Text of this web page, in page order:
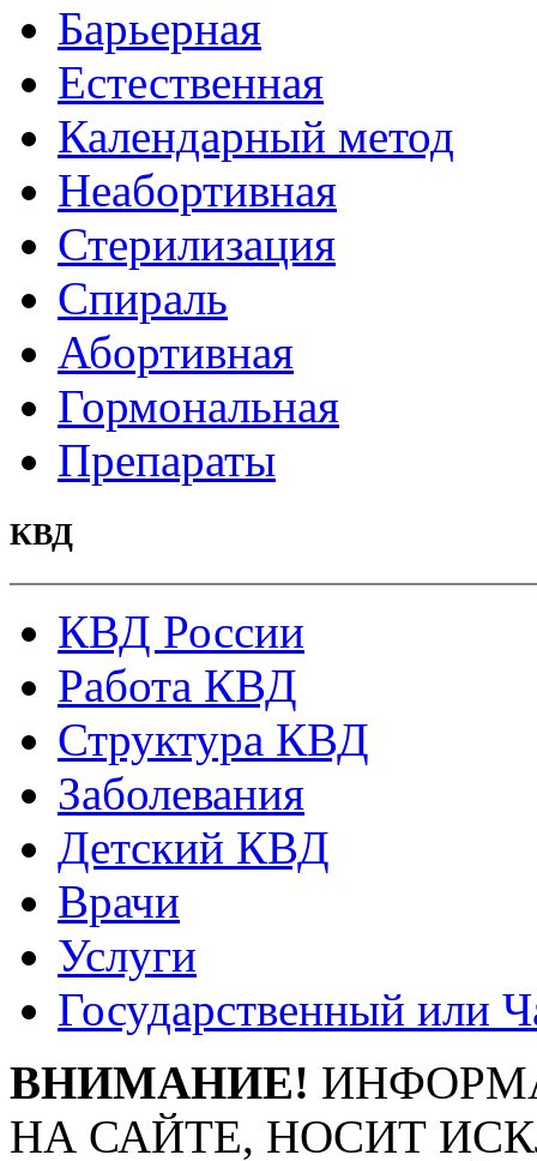
Барьерная
Естественная
Календарный метод
Неабортивная
Стерилизация
Спираль
Абортивная
Гормональная
Препараты
КВД
КВД России
Работа КВД
Структура КВД
Заболевания
Детский КВД
Врачи
Услуги
Государственный или
ВНИМАНИЕ!
НА САЙТЕ, НОСИТ